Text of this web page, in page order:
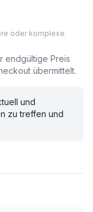
oder komplexe
endgültige Preis
übermittelt.
und
zu treffen und